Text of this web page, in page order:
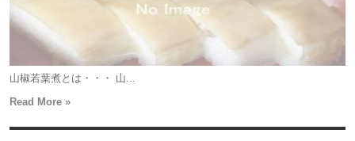
山椒若葉煮とは・・・ 山...
Read More »